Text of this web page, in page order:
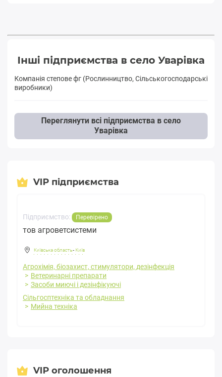
Інші підприємства в село Уварівка
Компанія степове фг (Рослинництво, Сільськогосподарські
виробники)
Переглянути всі підприємства в село
Уварівка
VIP підприємства
Підприємство: Перевірено
тов агроветсистеми
Київська область- Київ
Агрохімія, біозахист, стимулятори, дезінфекція
Ветеринарні препарати
Засоби миючі і дезінфікуючі
Сільгосптехніка та обладнання
Мийна техніка
VIP оголошення